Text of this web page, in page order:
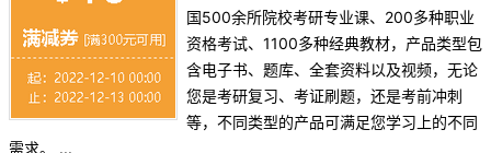
国500余所院校考研专业课、200多种职业
资格考试、1100多种经典教材，产品类型包
含电子书、题库、全套资料以及视频，无论
您是考研复习、考证刷题，还是考前冲刺
等，不同类型的产品可满足您学习上的不同
需求。 ...